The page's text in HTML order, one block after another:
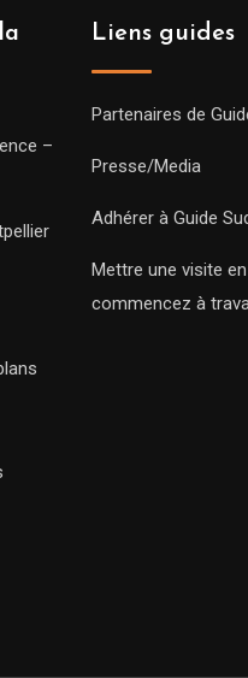
–
Liens guides
Partenaires de
Presse/Media
Adhérer à Guide
Mettre une visite
commencez à